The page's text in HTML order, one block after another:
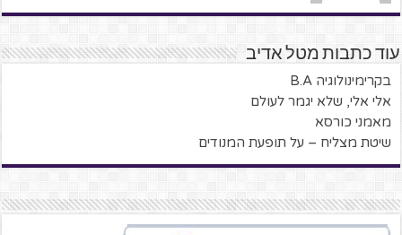
עוד כתבות מטל אדיב
בקרימינולוגיה B.A
אלי אלי, שלא יגמר לעולם
מאמני כורסא
שיטת מצליח – על תופעת המנודים